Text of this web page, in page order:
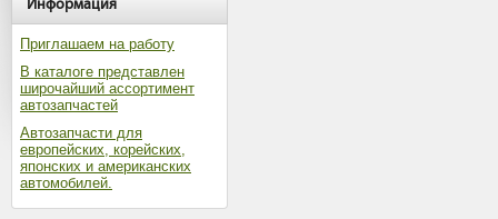
Информация
Приглашаем на работу
В каталоге представлен
широчайший ассортимент
автозапчастей
Автозапчасти для
европейских, корейских,
японских и американских
автомобилей.